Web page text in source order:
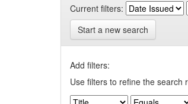
Current filters:
Start a new search
Add filters:
Use filters to refine the search